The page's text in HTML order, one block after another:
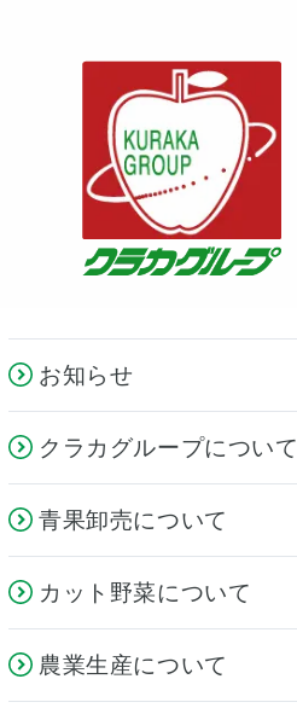
お知らせ
クラカグループについて
青果卸売について
カット野菜について
農業生産について